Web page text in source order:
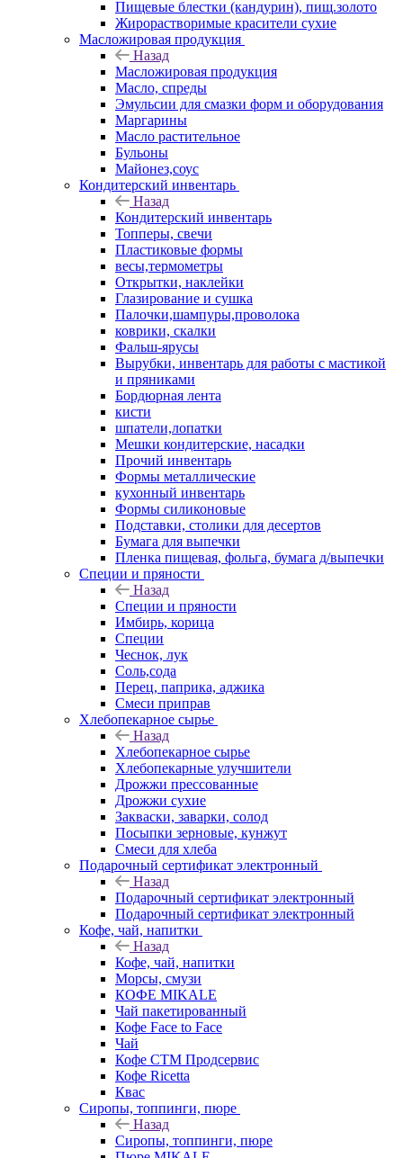
Пищевые блестки (кандурин), пищ.золото
Жирорастворимые красители сухие
Масложировая продукция
Назад
Масложировая продукция
Масло, спреды
Эмульсии для смазки форм и оборудования
Маргарины
Масло растительное
Бульоны
Майонез,соус
Кондитерский инвентарь
Назад
Кондитерский инвентарь
Топперы, свечи
Пластиковые формы
весы,термометры
Открытки, наклейки
Глазирование и сушка
Палочки,шампуры,проволока
коврики, скалки
Фальш-ярусы
Вырубки, инвентарь для работы с мастикой
и пряниками
Бордюрная лента
кисти
шпатели,лопатки
Мешки кондитерские, насадки
Прочий инвентарь
Формы металлические
кухонный инвентарь
Формы силиконовые
Подставки, столики для десертов
Бумага для выпечки
Пленка пищевая, фольга, бумага д/выпечки
Специи и пряности
Назад
Специи и пряности
Имбирь, корица
Специи
Чеснок, лук
Соль,сода
Перец, паприка, аджика
Смеси приправ
Хлебопекарное сырье
Назад
Хлебопекарное сырье
Хлебопекарные улучшители
Дрожжи прессованные
Дрожжи сухие
Закваски, заварки, солод
Посыпки зерновые, кунжут
Смеси для хлеба
Подарочный сертификат электронный
Назад
Подарочный сертификат электронный
Подарочный сертификат электронный
Кофе, чай, напитки
Назад
Кофе, чай, напитки
Морсы, смузи
КОФЕ MIKALE
Чай пакетированный
Кофе Face to Face
Чай
Кофе СТМ Продсервис
Кофе Ricetta
Квас
Сиропы, топпинги, пюре
Назад
Сиропы, топпинги, пюре